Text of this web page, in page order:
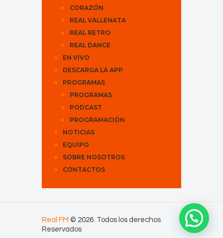
CORAZÓN
REAL VALLENATA
REAL RETRO
REAL DANCE
EN VIVO
DESCARGA LA APP
PROGRAMAS
PROGRAMAS
PODCAST
PROGRAMACIÓN
NOTICIAS
EQUIPO
SOBRE NOSOTROS
CONTACTOS
Real FM © 2026. Todos los derechos
Reservados